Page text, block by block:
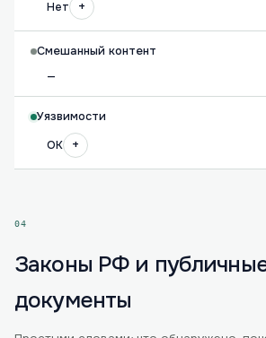
Нет
+
Смешанный контент
—
Уязвимости
OK
+
04
Законы РФ и
документы